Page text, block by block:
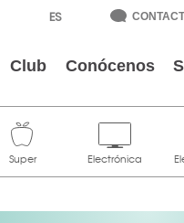
Club Conócenos